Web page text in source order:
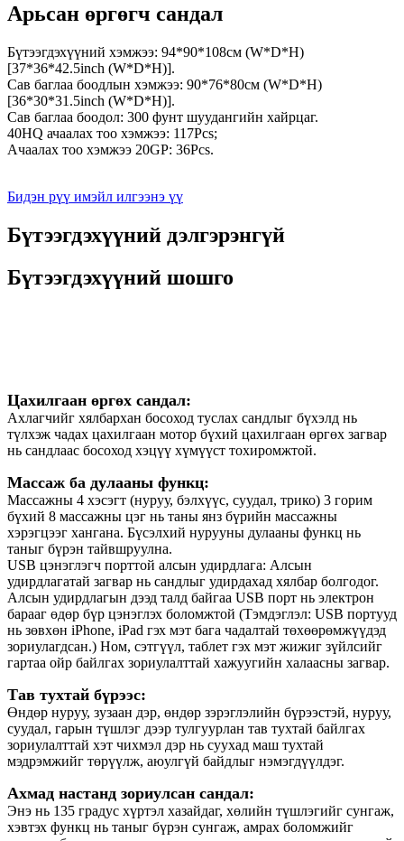
Арьсан өргөгч сандал
Бүтээгдэхүүний хэмжээ: 94*90*108см (W*D*H)
[37*36*42.5inch (W*D*H)].
Сав баглаа боодлын хэмжээ: 90*76*80см (W*D*H)
[36*30*31.5inch (W*D*H)].
Сав баглаа боодол: 300 фунт шуудангийн хайрцаг.
40HQ ачаалах тоо хэмжээ: 117Pcs;
Ачаалах тоо хэмжээ 20GP: 36Pcs.
Бидэн рүү имэйл илгээнэ үү
Бүтээгдэхүүний дэлгэрэнгүй
Бүтээгдэхүүний шошго
Цахилгаан өргөх сандал:
Ахлагчийг хялбархан босоход туслах сандлыг бүхэлд нь
түлхэж чадах цахилгаан мотор бүхий цахилгаан өргөх загвар
нь сандлаас босоход хэцүү хүмүүст тохиромжтой.
Массаж ба дулааны функц:
Массажны 4 хэсэгт (нуруу, бэлхүүс, суудал, трико) 3 горим
бүхий 8 массажны цэг нь таны янз бүрийн массажны
хэрэгцээг хангана. Бүсэлхий нурууны дулааны функц нь
таныг бүрэн тайвшруулна.
USB цэнэглэгч порттой алсын удирдлага: Алсын
удирдлагатай загвар нь сандлыг удирдахад хялбар болгодог.
Алсын удирдлагын дээд талд байгаа USB порт нь электрон
барааг өдөр бүр цэнэглэх боломжтой (Тэмдэглэл: USB портууд
нь зөвхөн iPhone, iPad гэх мэт бага чадалтай төхөөрөмжүүдэд
зориулагдсан.) Ном, сэтгүүл, таблет гэх мэт жижиг зүйлсийг
гартаа ойр байлгах зориулалттай хажуугийн халаасны загвар.
Тав тухтай бүрээс:
Өндөр нуруу, зузаан дэр, өндөр зэрэглэлийн бүрээстэй, нуруу,
суудал, гарын түшлэг дээр тулгуурлан тав тухтай байлгах
зориулалттай хэт чихмэл дэр нь суухад маш тухтай
мэдрэмжийг төрүүлж, аюулгүй байдлыг нэмэгдүүлдэг.
Ахмад настанд зориулсан сандал:
Энэ нь 135 градус хүртэл хазайдаг, хөлийн түшлэгийг сунгаж,
хэвтэх функц нь таныг бүрэн сунгаж, амрах боломжийг